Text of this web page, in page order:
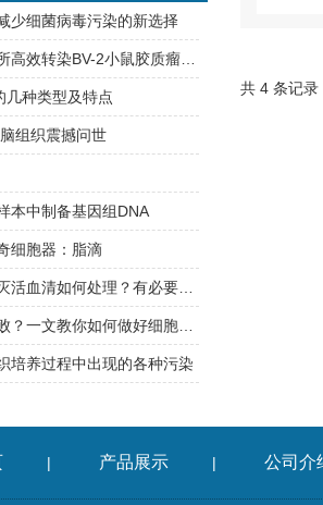
共 4 条记
少细菌病毒污染的新选择
几种类型及特点
组织震撼问世
本中制备基因组DNA
细胞器：脂滴
培养过程中出现的各种污染
| 产品展示 | 公司介